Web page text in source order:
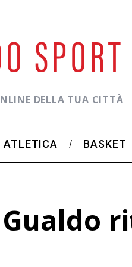
DELLA TUA CITTÀ
ATLETICA BASKET